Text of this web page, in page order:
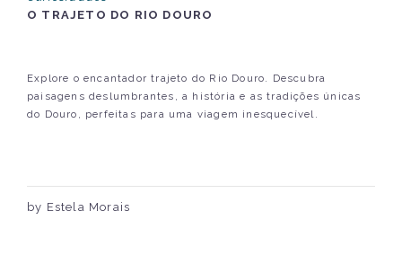
O TRAJETO DO RIO DOURO
Explore o encantador trajeto do Rio Douro. Descubra
paisagens deslumbrantes, a história e as tradições únicas
do Douro, perfeitas para uma viagem inesquecível.
by Estela Morais